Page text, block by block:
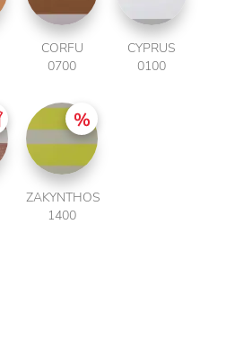
CORFU
0700
CYPRUS
0100
ZAKYNTHOS
1400